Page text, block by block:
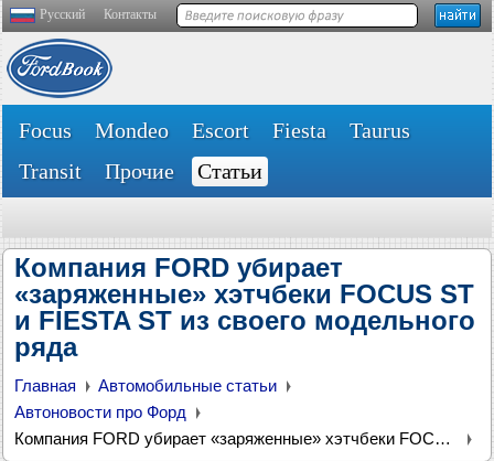
Русский Контакты
Focus Mondeo Escort Fiesta
Taurus
Transit
Прочие Статьи
Компания FORD убирает
«заряженные» хэтчбеки FOCUS ST
и FIESTA ST из своего модельного
ряда
Главная
Автомобильные статьи
Автоновости про Форд
Компания FORD убирает «заряженные» хэтчбеки FOCUS ST и FIESTA ST из своего модельного ряда